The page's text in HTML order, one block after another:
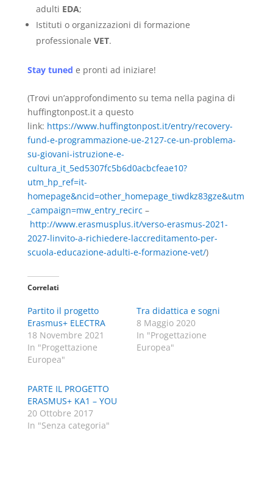
adulti EDA;
Istituti o organizzazioni di formazione
professionale VET.
Stay tuned e pronti ad iniziare!
(Trovi un’approfondimento su tema nella pagina di
huffingtonpost.it a questo
link: https://www.huffingtonpost.it/entry/recovery-
fund-e-programmazione-ue-2127-ce-un-problema-
su-giovani-istruzione-e-
cultura_it_5ed5307fc5b6d0acbcfeae10?
utm_hp_ref=it-
homepage&ncid=other_homepage_tiwdkz83gze&utm
_campaign=mw_entry_recirc –
http://www.erasmusplus.it/verso-erasmus-2021-
2027-linvito-a-richiedere-laccreditamento-per-
scuola-educazione-adulti-e-formazione-vet/)
Correlati
Partito il progetto
Erasmus+ ELECTRA
18 Novembre 2021
In "Progettazione
Europea"
Tra didattica e sogni
8 Maggio 2020
In "Progettazione
Europea"
PARTE IL PROGETTO
ERASMUS+ KA1 – YOU
20 Ottobre 2017
In "Senza categoria"